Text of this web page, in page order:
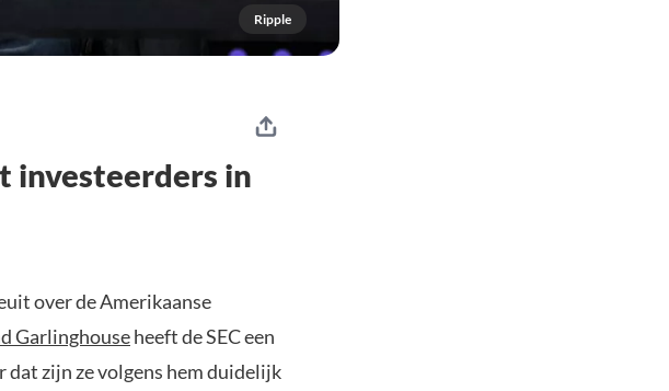
Ripple
investeerders in
over de Amerikaanse
Garlinghouseheeft de SEC een
zijn ze volgens hem duidelijk